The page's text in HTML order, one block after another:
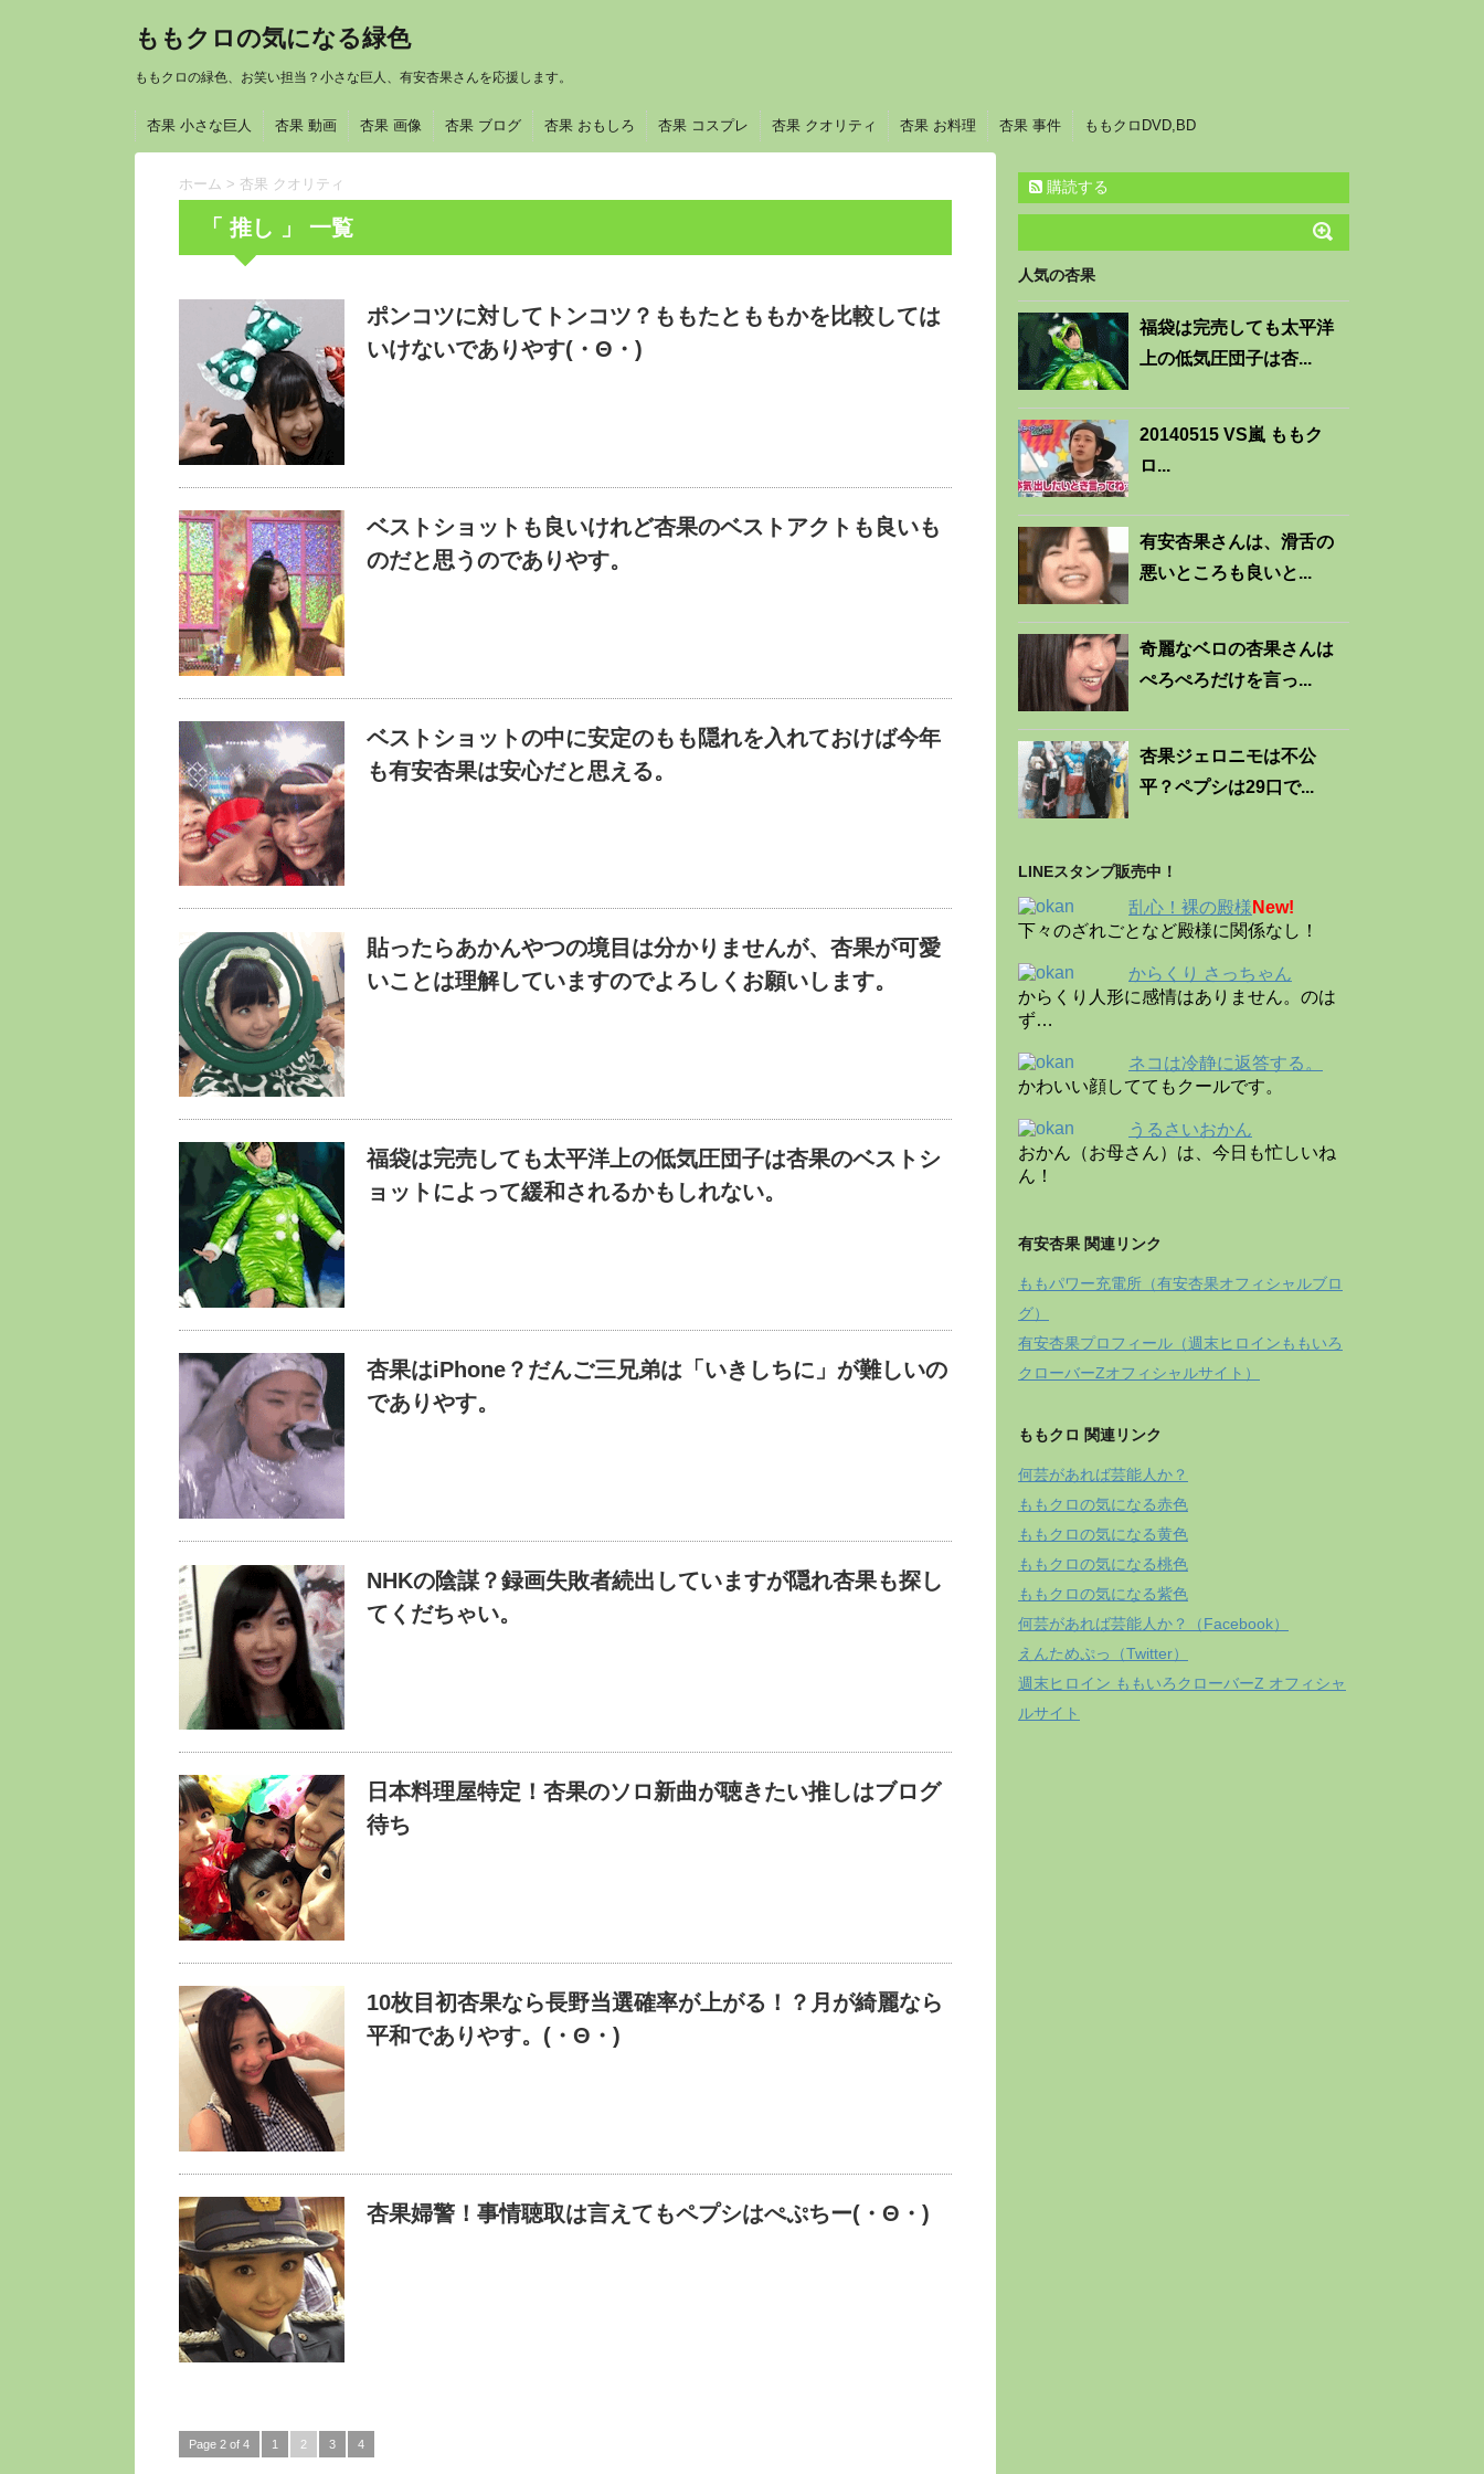
ももクロの気になる緑色
ももクロの緑色、お笑い担当？小さな巨人、有安杏果さんを応援します。
杏果 小さな巨人 杏果 動画 杏果 画像 杏果 ブログ 杏果 おもしろ 杏果 コスプレ 杏果 クオリティ 杏果 お料理 杏果 事件 ももクロDVD,BD
ホーム > 杏果 クオリティ
「 推し 」 一覧
ポンコツに対してトンコツ？ももたとももかを比較しては
いけないでありやす(・Θ・)
ベストショットも良いけれど杏果のベストアクトも良いも
のだと思うのでありやす。
ベストショットの中に安定のもも隠れを入れておけば今年
も有安杏果は安心だと思える。
貼ったらあかんやつの境目は分かりませんが、杏果が可愛
いことは理解していますのでよろしくお願いします。
福袋は完売しても太平洋上の低気圧団子は杏果のベストシ
ョットによって緩和されるかもしれない。
杏果はiPhone？だんご三兄弟は「いきしちに」が難しいの
でありやす。
NHKの陰謀？録画失敗者続出していますが隠れ杏果も探し
てくだちゃい。
日本料理屋特定！杏果のソロ新曲が聴きたい推しはブログ
待ち
10枚目初杏果なら長野当選確率が上がる！？月が綺麗なら
平和でありやす。(・Θ・)
杏果婦警！事情聴取は言えてもペプシはぺぷちー(・Θ・)
Page 2 of 4 1 2 3 4
購読する
人気の杏果
福袋は完売しても太平洋
上の低気圧団子は杏...
20140515 VS嵐 ももク
ロ...
有安杏果さんは、滑舌の
悪いところも良いと...
奇麗なベロの杏果さんは
ぺろぺろだけを言っ...
杏果ジェロニモは不公
平？ペプシは29口で...
LINEスタンプ販売中！
乱心！裸の殿様 New!
下々のざれごとなど殿様に関係なし！
からくり さっちゃん
からくり人形に感情はありません。のは
ず…
ネコは冷静に返答する。
かわいい顔しててもクールです。
うるさいおかん
おかん（お母さん）は、今日も忙しいね
ん！
有安杏果 関連リンク
ももパワー充電所（有安杏果オフィシャルブロ
グ）
有安杏果プロフィール（週末ヒロインももいろ
クローバーZオフィシャルサイト）
ももクロ 関連リンク
何芸があれば芸能人か？
ももクロの気になる赤色
ももクロの気になる黄色
ももクロの気になる桃色
ももクロの気になる紫色
何芸があれば芸能人か？（Facebook）
えんためぷっ（Twitter）
週末ヒロイン ももいろクローバーZ オフィシャ
ルサイト